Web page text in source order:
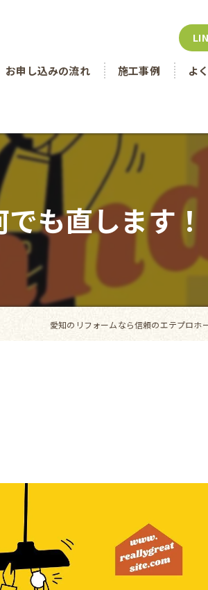
お申し込みの流れ 施工事例 よ
でも直します
愛知のリフォームなら信頼のエテプロホ